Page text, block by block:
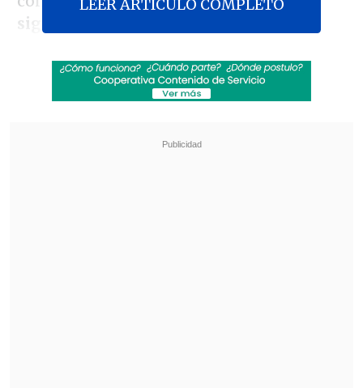
siguientes en ser restados del show.
Revisa también
José Antonio Neme protagonizó colisión en
LEER ARTICULO COMPLETO